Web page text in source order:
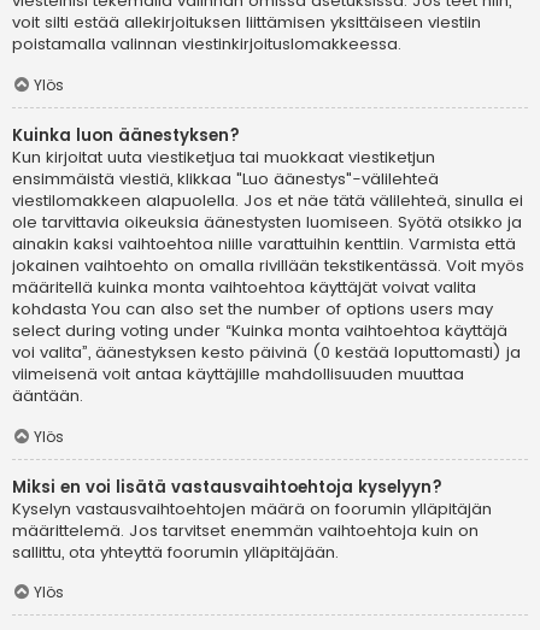
voit silti estää allekirjoituksen liittämisen yksittäiseen viestiin
poistamalla valinnan viestinkirjoituslomakkeessa.
Ylös
Kuinka luon äänestyksen?
Kun kirjoitat uuta viestiketjua tai muokkaat viestiketjun
ensimmäistä viestiä, klikkaa "Luo äänestys"-välilehteä
viestilomakkeen alapuolella. Jos et näe tätä välilehteä, sinulla ei
ole tarvittavia oikeuksia äänestysten luomiseen. Syötä otsikko ja
ainakin kaksi vaihtoehtoa niille varattuihin kenttiin. Varmista että
jokainen vaihtoehto on omalla rivillään tekstikentässä. Voit myös
määritellä kuinka monta vaihtoehtoa käyttäjät voivat valita
kohdasta You can also set the number of options users may
select during voting under “Kuinka monta vaihtoehtoa käyttäjä
voi valita”, äänestyksen kesto päivinä (0 kestää loputtomasti) ja
viimeisenä voit antaa käyttäjille mahdollisuuden muuttaa
ääntään.
Ylös
Miksi en voi lisätä vastausvaihtoehtoja kyselyyn?
Kyselyn vastausvaihtoehtojen määrä on foorumin ylläpitäjän
määrittelemä. Jos tarvitset enemmän vaihtoehtoja kuin on
sallittu, ota yhteyttä foorumin ylläpitäjään.
Ylös